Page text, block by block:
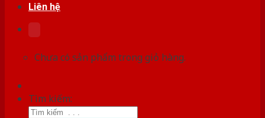
Liên hệ
Chưa có sản phẩm trong giỏ hàng.
Tìm kiếm: